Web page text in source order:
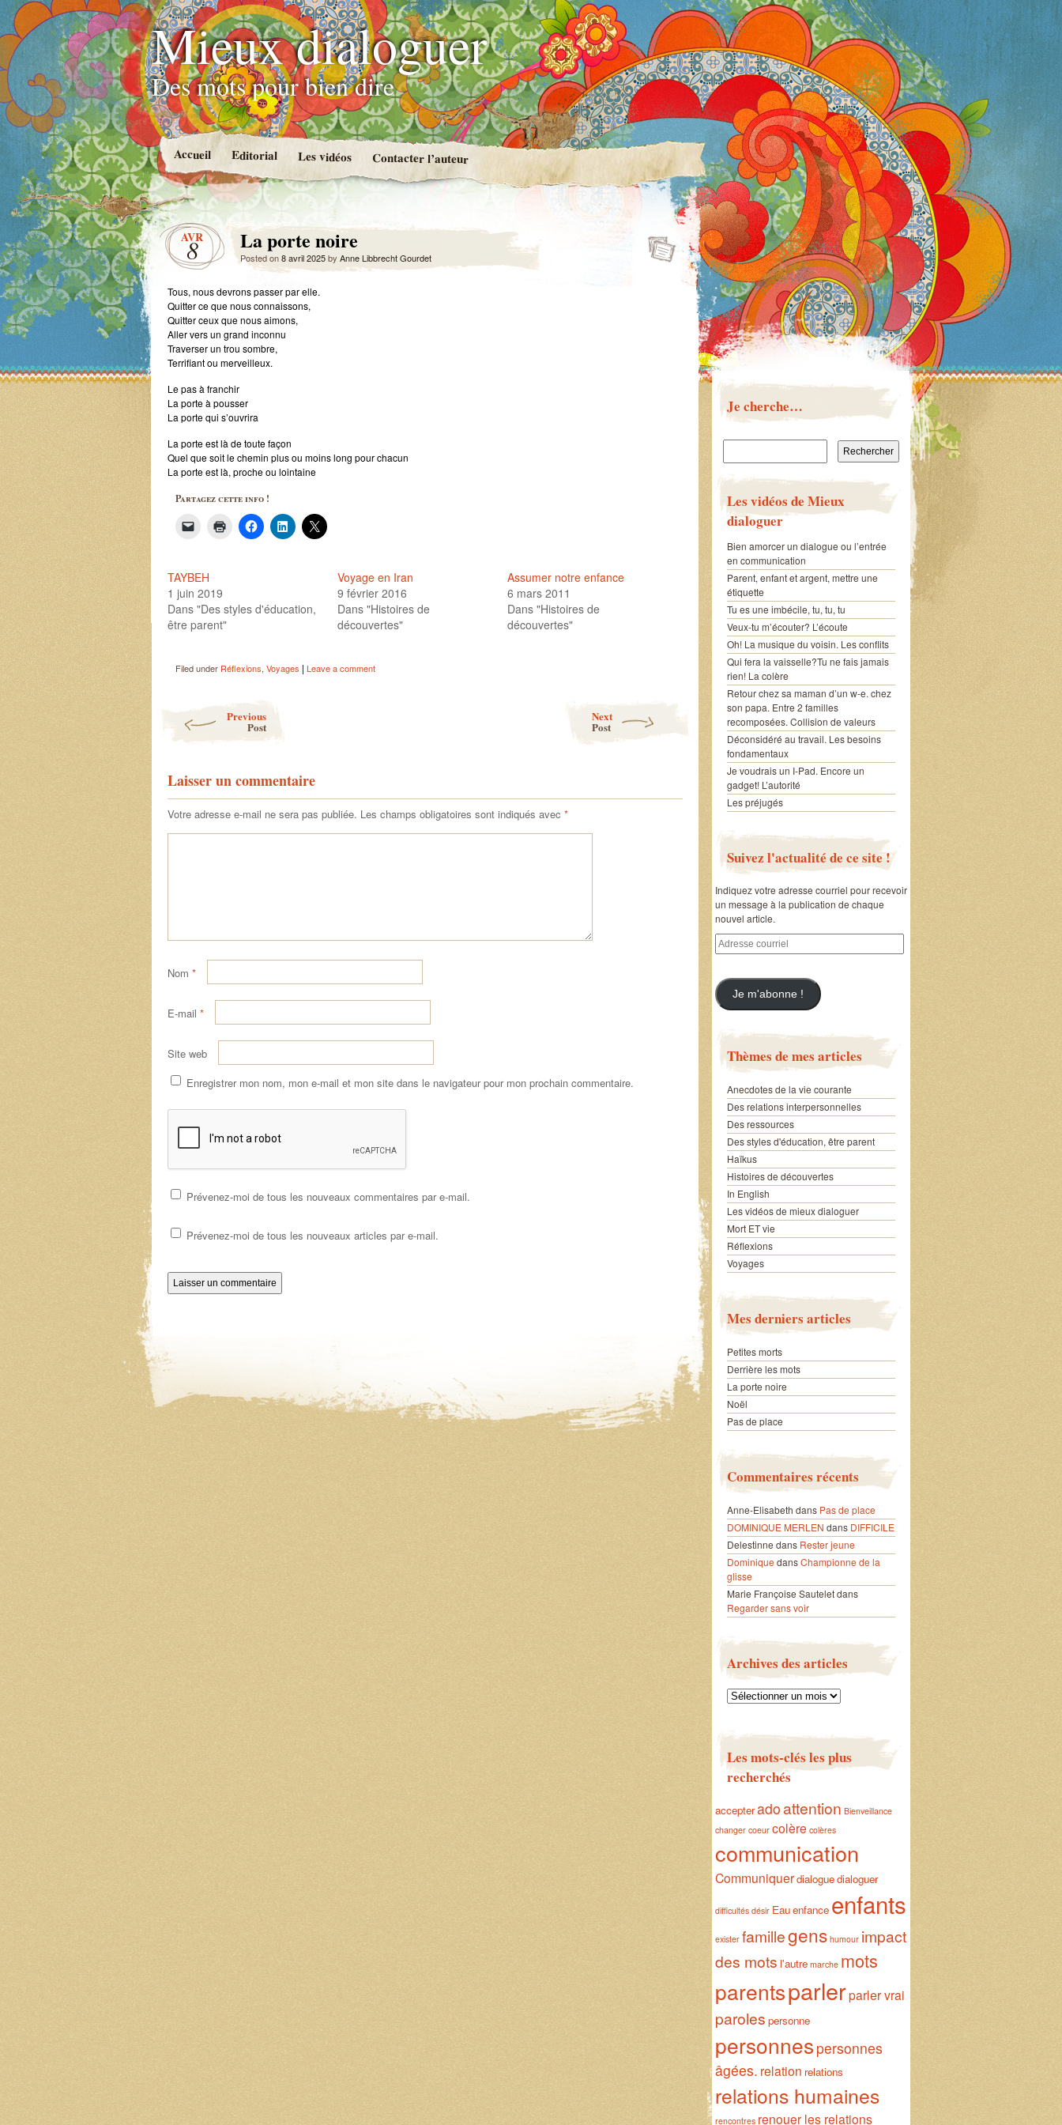
Mieux dialoguer
Des mots pour bien dire
Accueil Editorial Les vidéos Contacter l’auteur
AVR
8 La porte noire
Posted on8 avril 2025by Anne Libbrecht Gourdet
Tous, nous devrons passer par elle.
Quitter ce que nous connaissons,
Quitter ceux que nous aimons,
Aller vers un grand inconnu
Traverser un trou sombre,
Terrifiant ou merveilleux.
Le pas à franchir
La porte à pousser
La porte qui s’ouvrira
La porte est là de toute façon
Quel que soit le chemin plus ou moins long pour chacun
La porte est là, proche ou lointaine
Partagez cette info !
TAYBEH
1 juin 2019
Dans "Des styles d'éducation,
être parent"
Voyage en Iran
9 février 2016
Dans "Histoires de
découvertes"
Assumer notre enfance
6 mars 2011
Dans "Histoires de
découvertes"
Filed under Réflexions, Voyages | Leave a comment
Previous
Post
Next
Post
Laisser un commentaire
Votre adresse e-mail ne sera pas publiée. Les champs obligatoires sont indiqués avec *
Nom *
E-mail *
Site web
Enregistrer mon nom, mon e-mail et mon site dans le navigateur pour mon prochain commentaire.
Prévenez-moi de tous les nouveaux commentaires par e-mail.
Prévenez-moi de tous les nouveaux articles par e-mail.
Je cherche…
Rechercher :
Les vidéos de Mieux
dialoguer
Bien amorcer un dialogue ou l’entrée
en communication
Parent, enfant et argent, mettre une
étiquette
Tu es une imbécile, tu, tu, tu
Veux-tu m’écouter? L’écoute
Oh! La musique du voisin. Les conflits
Qui fera la vaisselle?Tu ne fais jamais
rien! La colère
Retour chez sa maman d’un w-e. chez
son papa. Entre 2 familles
recomposées. Collision de valeurs
Déconsidéré au travail. Les besoins
fondamentaux
Je voudrais un I-Pad. Encore un
gadget! L’autorité
Les préjugés
Suivez l'actualité de ce site !
Indiquez votre adresse courriel pour recevoir
un message à la publication de chaque
nouvel article.
Adresse
courriel
Je m'abonne !
Thèmes de mes articles
Anecdotes de la vie courante
Des relations interpersonnelles
Des ressources
Des styles d'éducation, être parent
Haïkus
Histoires de découvertes
In English
Les vidéos de mieux dialoguer
Mort ET vie
Réflexions
Voyages
Mes derniers articles
Petites morts
Derrière les mots
La porte noire
Noël
Pas de place
Commentaires récents
Anne-Elisabeth dans Pas de place
DOMINIQUE MERLEN dans DIFFICILE
Delestinne dans Rester jeune
Dominique dansChampionne de la
glisse
Marie Françoise Sauteletdans
Regarder sans voir
Archives des articles
Archives
Les mots-clés les plus
recherchés
accepteradoattention Bienveillance
changer coeur colère colères
communication
Communiquerdialoguedialoguer
difficultés désir Eauenfance enfants
exister famillegens humour impact
des mots l'autre marche mots
parentsparlerparler vrai
paroles personne
personnes personnes
âgées. relation relations
relations humaines
rencontres renouer les relations